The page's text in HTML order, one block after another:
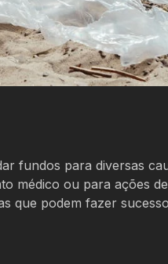
fundos para diversas
médico ou para ações
que podem fazer